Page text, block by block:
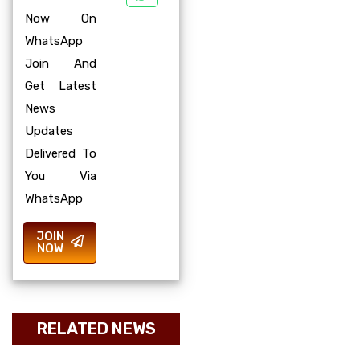
Now On
WhatsApp
Join And
Get Latest
News
Updates
Delivered To
You Via
WhatsApp
JOIN
NOW
RELATED NEWS